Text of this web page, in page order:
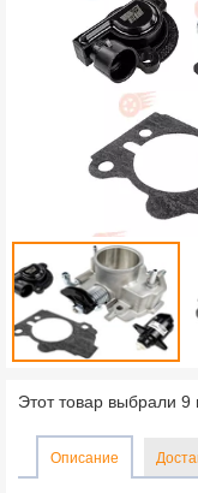
Этот товар выбрали 9
Описание